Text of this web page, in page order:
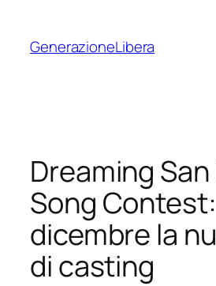
contenuto
GenerazioneLibera
Dreaming
Song Contest:
dicembre la
di casting